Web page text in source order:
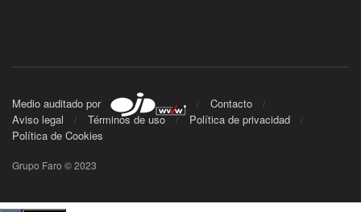
Medio auditado por
Contacto
Aviso legal
Términos de uso
Política de privacidad
Política de Cookies
Grupo Faro © 2023